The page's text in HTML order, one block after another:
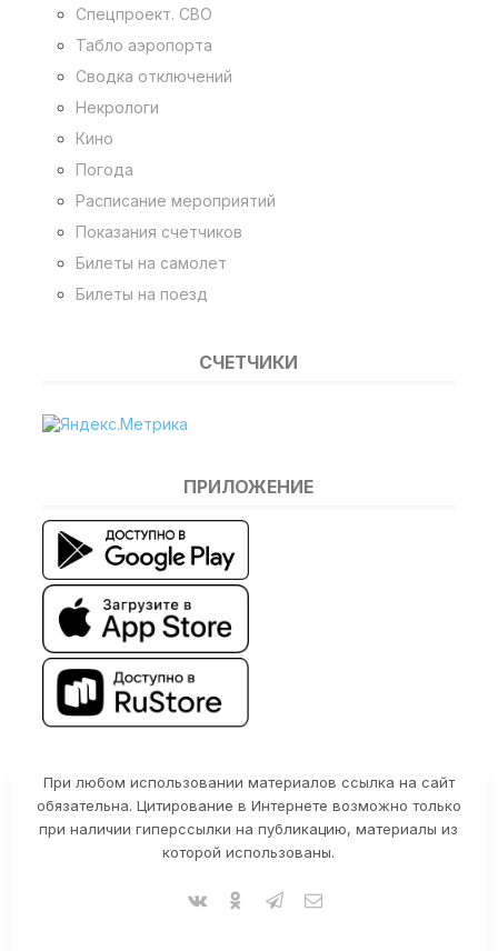
Спецпроект. СВО
Табло аэропорта
Сводка отключений
Некрологи
Кино
Погода
Расписание мероприятий
Показания счетчиков
Билеты на самолет
Билеты на поезд
СЧЕТЧИКИ
ПРИЛОЖЕНИЕ
При любом использовании материалов ссылка на сайт
обязательна. Цитирование в Интернете возможно только
при наличии гиперссылки на публикацию, материалы из
которой использованы.